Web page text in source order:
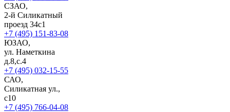
СЗАО,
2-й Силикатный
проезд 34с1
+7 (495) 151-83-08
ЮЗАО,
ул. Наметкина
д.8,с.4
+7 (495) 032-15-55
САО,
Силикатная ул.,
с10
+7 (495) 766-04-08